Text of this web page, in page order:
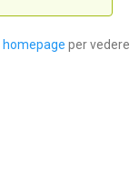
homepage per vedere